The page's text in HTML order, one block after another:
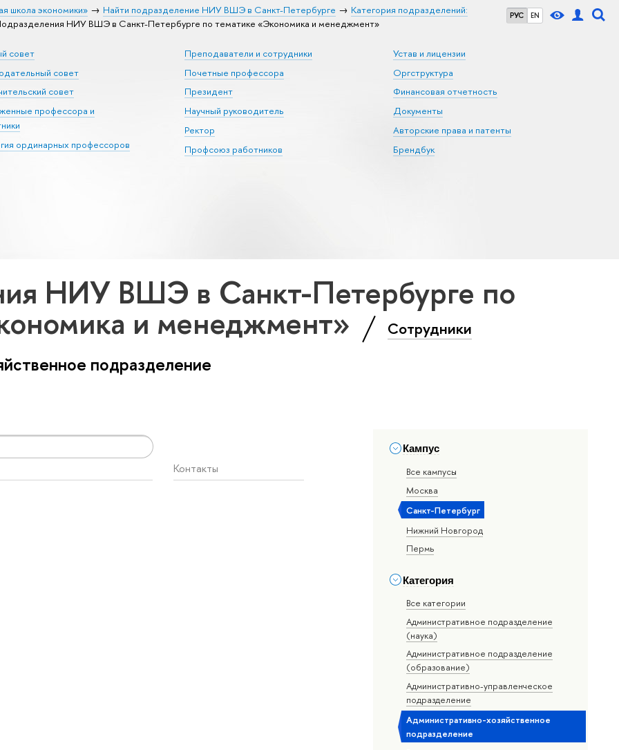
РУС EN
школа экономики» Найти подразделение НИУ ВШЭ в Санкт-Петербурге
Категория подразделений:
НИУ ВШЭ в Санкт-Петербурге по тематике «Экономика и менеджмент»
совет
совет
совет
профессора и
ординарных профессоров
Преподаватели и сотрудники
Почетные профессора
Президент
Научный руководитель
Ректор
Профсоюз работников
Устав и лицензии
Оргструктура
Финансовая отчетность
Документы
Авторские права и патенты
Брендбук
НИУ ВШЭ в Санкт-Петербурге по
и менеджмент» Сотрудники
подразделение
Кампус
Все кампусы
Москва
Санкт-Петербург
Нижний Новгород
Пермь
Категория
Все категории
Административное подразделение
(наука)
Административное подразделение
(образование)
Административно-управленческое
подразделение
Административно-хозяйственное
подразделение
Контакты